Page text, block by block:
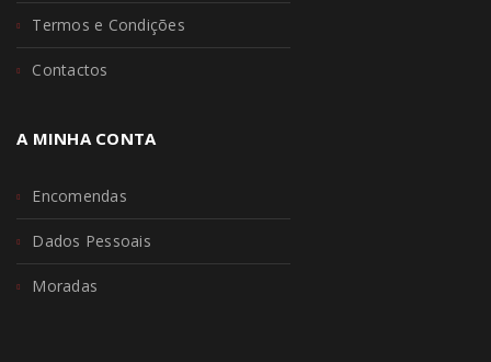
Termos e Condições
Contactos
A MINHA CONTA
Encomendas
Dados Pessoais
Moradas